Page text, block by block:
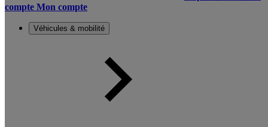
compte Mon compte
Véhicules & mobilité